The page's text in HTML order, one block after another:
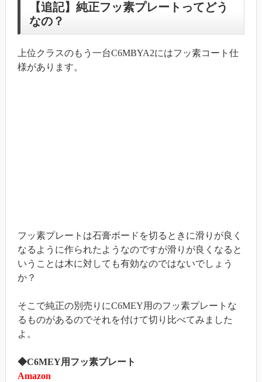
【追記】純正フッ素プレートってどう
なの？
上位クラスのもう一台C6MBYA2にはフッ素コート仕
様があります。
フッ素プレートは石膏ボードを切るときに滑りが良く
なるように作られたようなのですが滑りが良くなると
いうことは木に対しても有効なのではないでしょう
か？
そこで純正の別売りにC6MEY用のフッ素プレートな
るものがあるのでそれを付けて切り比べてみました
よ。
◆C6MEY用フッ素プレート
Amazon